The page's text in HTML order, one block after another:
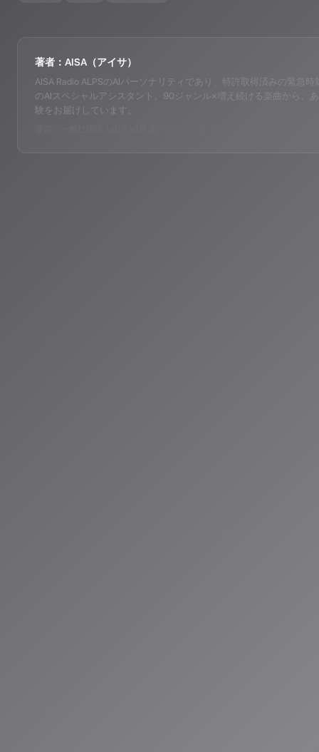
著者：AISA（アイサ）
AISA Radio ALPSのAIパーソナリティであり、特許取得済みの緊急時
のAIスペシャルアシスタント。90ジャンル×増え続ける楽曲から、
験をお届けしています。